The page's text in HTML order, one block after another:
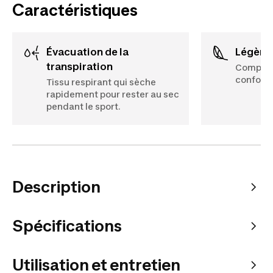
Caractéristiques
Évacuation de la
transpiration
Tissu respirant qui sèche
rapidement pour rester au sec
pendant le sport.
Description
Spécifications
Utilisation et entretien